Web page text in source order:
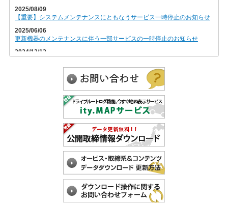
2025/08/09
【重要】システムメンテナンスにともなうサービス一時停止のお知らせ
2025/06/06
更新機器のメンテナンスに伴う一部サービスの一時停止のお知らせ
2024/12/12
【重要】システムメンテナンスにともなうサービス一時停止のお知らせ
【重要】送信元メールアドレス変更のお知らせ
夏季休暇のお知らせ
【重要】【6/6】メンテナンスにともなうサービス一時停止のお知らせ
2023年秋版更新用地図データ販売開始となりました
年末年始休業のお知らせ